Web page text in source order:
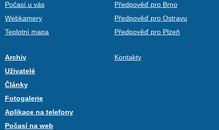
Počasí u vás
Webkamery
Teplotní mapa
Předpověď pro Brno
Předpověď pro Ostravu
Předpověď pro Plzeň
Archiv
Uživatelé
Články
Fotogalerie
Aplikace na telefony
Počasí na web
Kontakty